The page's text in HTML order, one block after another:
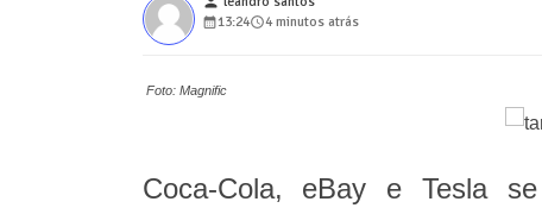
13:24
4 minutos atrás
Foto: Magnific
Coca-Cola, eBay e Tesla